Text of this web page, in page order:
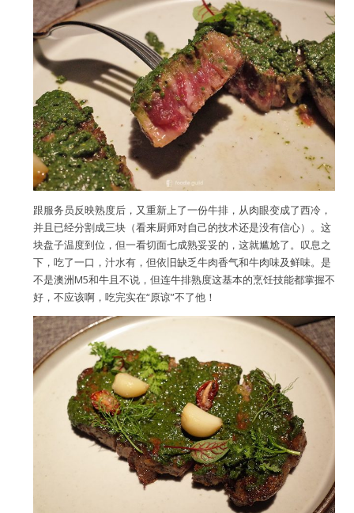
跟服务员反映熟度后，又重新上了一份牛排，从肉眼变成了西冷，
并且已经分割成三块（看来厨师对自己的技术还是没有信心）。这
块盘子温度到位，但一看切面七成熟妥妥的，这就尴尬了。叹息之
下，吃了一口，汁水有，但依旧缺乏牛肉香气和牛肉味及鲜味。是
不是澳洲M5和牛且不说，但连牛排熟度这基本的烹饪技能都掌握不
好，不应该啊，吃完实在“原谅”不了他！